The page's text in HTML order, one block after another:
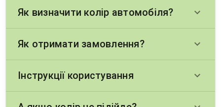
Як визначити колір автомобіля? keyboard_arrow_down
Як отримати замовлення? keyboard_arrow_down
Інструкції користування keyboard_arrow_down